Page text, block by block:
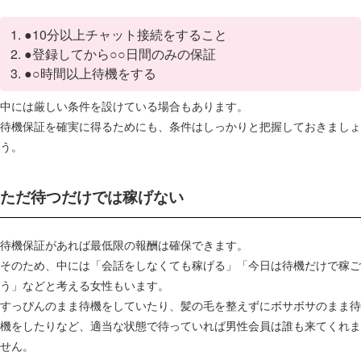
●10分以上チャット接続をすること
●登録してから○○日間のみの保証
●○時間以上待機をする
中には厳しい条件を設けている場合もあります。
待機保証を確実に得るためにも、条件はしっかりと把握しておきましょ
う。
ただ待つだけでは稼げない
待機保証があれば最低限の報酬は確保できます。
そのため、中には「会話をしなくても稼げる」「今日は待機だけで稼ご
う」などと考える女性もいます。
すっぴんのまま待機をしていたり、髪の毛を整えずにボサボサのまま待
機をしたりなど、適当な状態で待っていれば男性会員は誰も来てくれま
せん。